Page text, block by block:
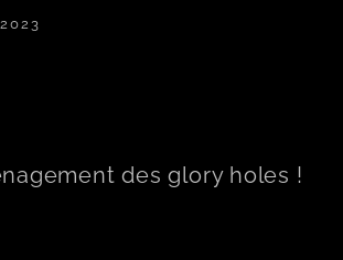
des glory holes !